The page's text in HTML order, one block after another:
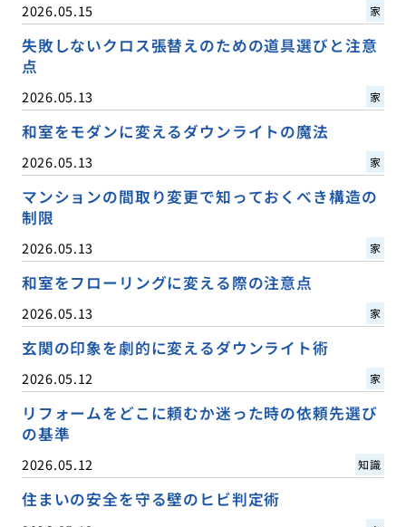
2026.05.15 家
失敗しないクロス張替えのための道具選びと注意
点
2026.05.13 家
和室をモダンに変えるダウンライトの魔法
2026.05.13 家
マンションの間取り変更で知っておくべき構造の
制限
2026.05.13 家
和室をフローリングに変える際の注意点
2026.05.13 家
玄関の印象を劇的に変えるダウンライト術
2026.05.12 家
リフォームをどこに頼むか迷った時の依頼先選び
の基準
2026.05.12 知識
住まいの安全を守る壁のヒビ判定術